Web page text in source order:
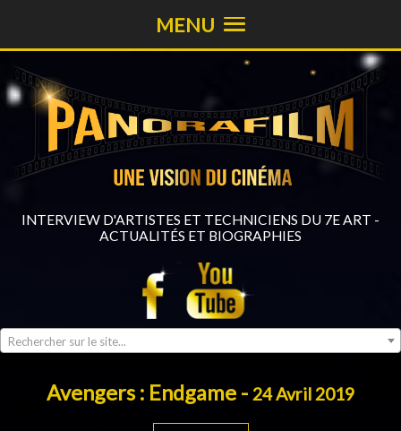
INTERVIEW D'ARTISTES ET TECHNICIENS DU 7E ART -
ACTUALITÉS ET BIOGRAPHIES
Rechercher sur le site...
MENU
Avengers : Endgame - 24 Avril 2019